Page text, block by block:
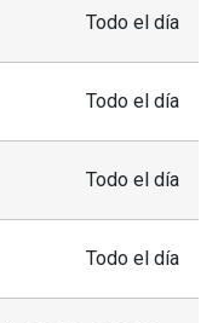
Todo el día
Todo el día
Todo el día
Todo el día